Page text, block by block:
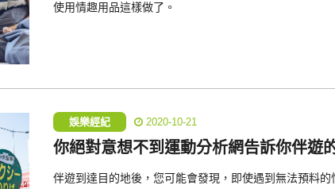
使用情趣用品這樣做了。
娛樂經紀 2020-10-21
你絕對意想不到運動分析網告訴你伴遊
伴遊到達目的地後，您可能會發現，即使遇到無法預料